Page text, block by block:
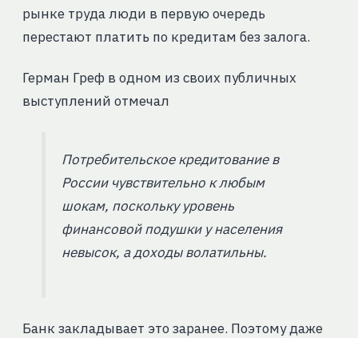
рынке труда люди в первую очередь
перестают платить по кредитам без залога.
Герман Греф в одном из своих публичных
выступлений отмечал
Потребительское кредитование в
России чувствительно к любым
шокам, поскольку уровень
финансовой подушки у населения
невысок, а доходы волатильны.
Банк закладывает это заранее. Поэтому даже